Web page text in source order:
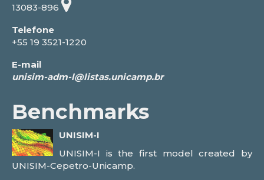
13083-896
Telefone
+55 19 3521-1220
E-mail
Benchmarks
UNISIM-I
UNISIM-I is the first model created by
UNISIM-Cepetro-Unicamp.